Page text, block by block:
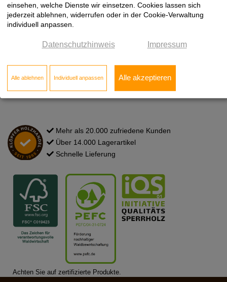
Hilfe
Registrierung / Anmeldung
Kontakt zum Standort
FAQ
Mehr als 20.000 zufriedene Kunden
Über 14.000 Lagerartikel
Schnelle Lieferung
Achten Sie auf zertifizierte Produkte.
einsehen, welche Dienste wir einsetzen. Cookies lassen sich
jederzeit ablehnen, widerrufen oder in der Cookie-Verwaltung
individuell anpassen.
Datenschutzhinweis Impressum
Alle ablehnen Individuell anpassen Alle akzeptieren